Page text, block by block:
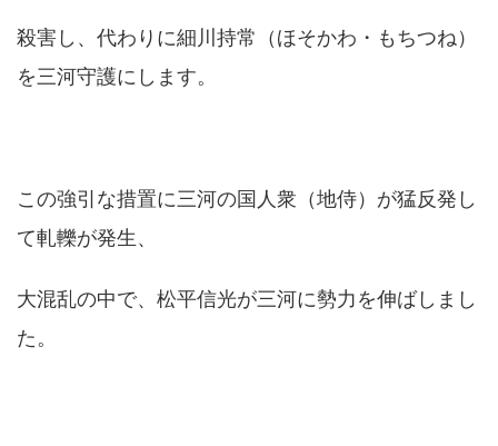
殺害し、代わりに細川持常（ほそかわ・もちつね）
を三河守護にします。
この強引な措置に三河の国人衆（地侍）が猛反発し
て軋轢が発生、
大混乱の中で、松平信光が三河に勢力を伸ばしまし
た。